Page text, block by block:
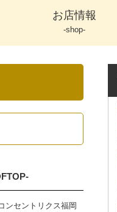
お店情報
-shop-
ンセントリクス福岡